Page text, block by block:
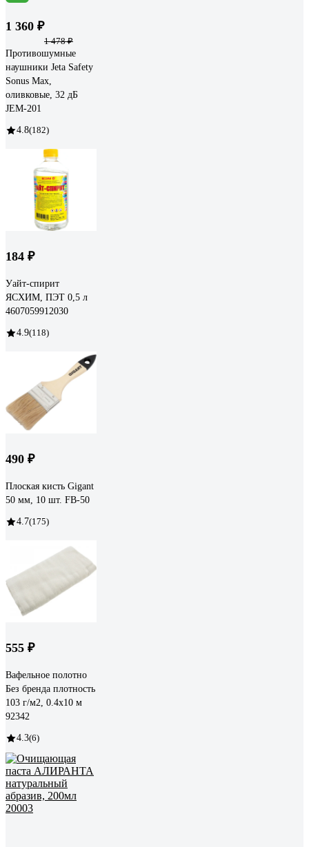
1 360 ₽
1 478 ₽
Противошумные
наушники Jeta Safety
Sonus Max,
оливковые, 32 дБ
JEM-201
4.8(182)
184 ₽
Уайт-спирит
ЯСХИМ, ПЭТ 0,5 л
4607059912030
4.9(118)
490 ₽
Плоская кисть Gigant
50 мм, 10 шт. FB-50
4.7(175)
555 ₽
Вафельное полотно
Без бренда плотность
103 г/м2, 0.4x10 м
92342
4.3(6)